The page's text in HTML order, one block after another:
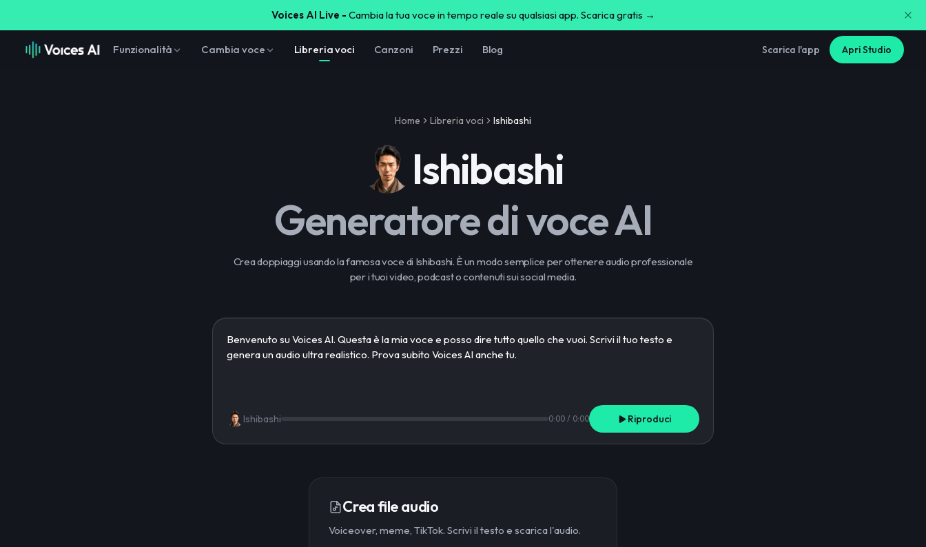
Voices AI Live - Cambia la tua voce in tempo reale su qualsiasi app. Scarica gratis →
Funzionalità Cambia voce Libreria voci Canzoni Prezzi Blog Scarica l'app Apri Studio
Home Libreria voci Ishibashi
Ishibashi
Generatore di voce AI
Crea doppiaggi usando la famosa voce di Ishibashi. È un modo semplice per ottenere audio professionale
per i tuoi video, podcast o contenuti sui social media.
Ishibashi 0:00 / 0:00 Riproduci
Crea file audio
Voiceover, meme, TikTok. Scrivi il testo e scarica l'audio.